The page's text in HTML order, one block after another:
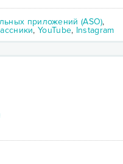
приложений (ASO),
,YouTube, Instagram